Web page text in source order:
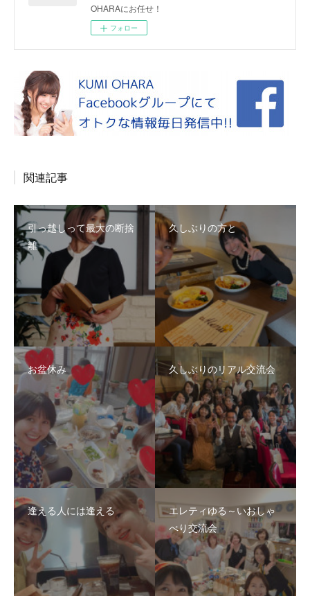
OHARAにお任せ！
フォロー
関連記事
引っ越しって最大の断捨
離
久しぶりの方と
お盆休み 久しぶりのリアル交流会
逢える人には逢える
エレティゆる～いおしゃ
べり交流会